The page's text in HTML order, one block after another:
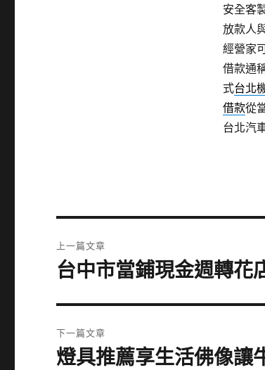
安全客
放款人
經營家
借款通
式台北
借款從
台北汽
章
上一篇文章
上
篇
文
章:
台中市當鋪現金週轉花
下一篇文章
下
燈具推薦享生活佛像讓